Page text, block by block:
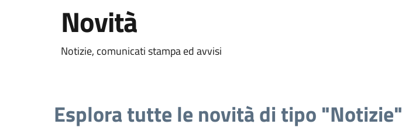
Novità
Notizie, comunicati stampa ed avvisi
Esplora tutte le novità di tipo "Notizie"